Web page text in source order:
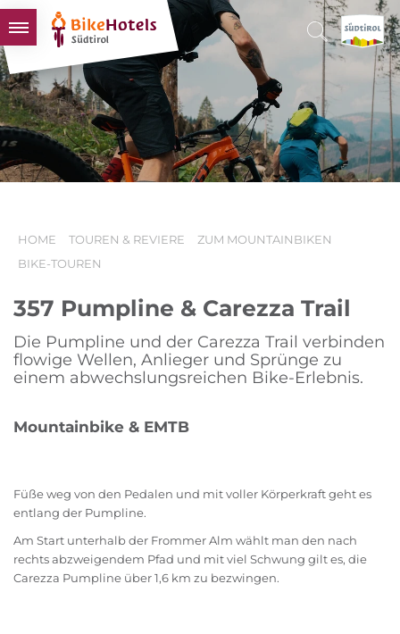
BIKEHOTELS
HOTELS & PAKETE
TOUREN & REVIERE
SÜDTIROL & WIR
HOME TOUREN & REVIERE
ZUM MOUNTAINBIKEN
BIKE-TOUREN
357 Pumpline & Carezza Trail
Die Pumpline und der Carezza Trail verbinden
flowige Wellen, Anlieger und Sprünge zu
einem abwechslungsreichen Bike-Erlebnis.
Mountainbike & EMTB
Füße weg von den Pedalen und mit voller Körperkraft geht es
entlang der Pumpline.
Am Start unterhalb der Frommer Alm wählt man den nach
rechts abzweigendem Pfad und mit viel Schwung gilt es, die
Carezza Pumpline über 1,6 km zu bezwingen.